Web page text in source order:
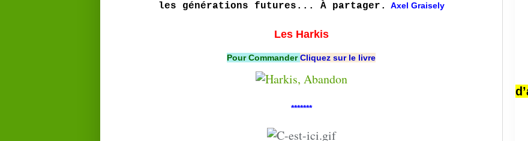
les générations futures... À partager.
Axel Graisely
Les Harkis
Pour CommanderCliquez sur le livre
*******